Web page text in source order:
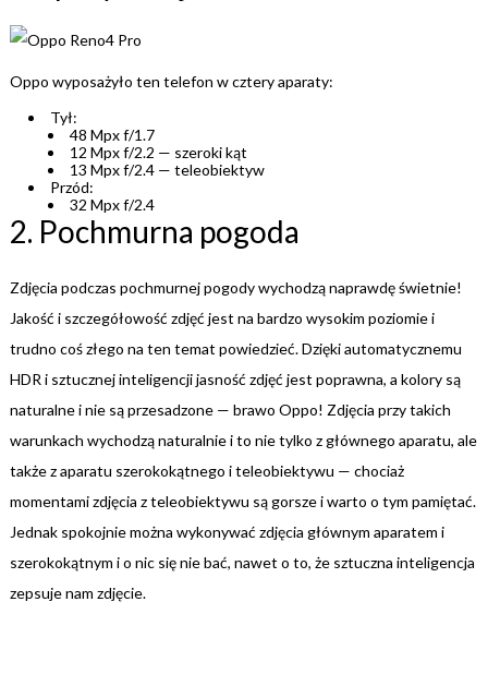
Oppo wyposażyło ten telefon w cztery aparaty:
Tył:
48 Mpx f/1.7
12 Mpx f/2.2 — szeroki kąt
13 Mpx f/2.4 — teleobiektyw
Przód:
32 Mpx f/2.4
2. Pochmurna pogoda
Zdjęcia podczas pochmurnej pogody wychodzą naprawdę świetnie!
Jakość i szczegółowość zdjęć jest na bardzo wysokim poziomie i
trudno coś złego na ten temat powiedzieć. Dzięki automatycznemu
HDR i sztucznej inteligencji jasność zdjęć jest poprawna, a kolory są
naturalne i nie są przesadzone — brawo Oppo! Zdjęcia przy takich
warunkach wychodzą naturalnie i to nie tylko z głównego aparatu, ale
także z aparatu szerokokątnego i teleobiektywu — chociaż
momentami zdjęcia z teleobiektywu są gorsze i warto o tym pamiętać.
Jednak spokojnie można wykonywać zdjęcia głównym aparatem i
szerokokątnym i o nic się nie bać, nawet o to, że sztuczna inteligencja
zepsuje nam zdjęcie.